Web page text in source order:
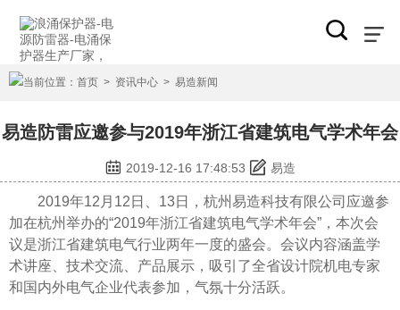
当前位置： 首页 > 资讯中心 > 易造新闻
易造防雷应邀参与2019年浙江省建筑电气学术年会
2019-12-16 17:48:53 易造
2019年12月12日、13日，杭州易造科技有限公司应邀参
加在杭州举办的“2019年浙江省建筑电气学术年会”，本次会
议是浙江省建筑电气行业两年一度的盛会。会议内容涵盖学
术讲座、技术交流、产品展示，吸引了全省设计院机电专家
和国内外电气企业代表参加，气氛十分活跃。